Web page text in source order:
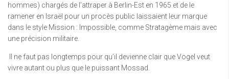
hommes) chargés de l’attraper à Berlin-Est en 1965 et de le
ramener en Israël pour un procès public laissaient leur marque
dans le style Mission : Impossible, comme Stratagème mais avec
une précision militaire.
Il ne faut pas longtemps pour qu’il devienne clair que Vogel veut
vivre autant ou plus que le puissant Mossad.